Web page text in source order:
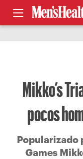
Mikko’s
pocos
Popularizado
Games